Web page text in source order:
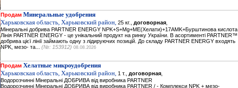
Продам Минеральные удобрения
Харьковская область, Харьковский район, 25 кг., договорная
Мінеральні добрива PARTNER ENERGY NPK+S+Mg+ME(Хелати)+17AMK+Бурштинова кислота
Лінія PARTNER ENERGY - це унікальний продукт на ринку України. В асортименті PARTNER™
добрива цієї лінії займають одну з лідируючих позицій. До складу PARTNER ENERGY входять
NPK, мезо- та... (№: 153912) 08.08.2026
Продам Хелатные микроудобрения
Харьковская область, Харьковский район, 1 т., договорная
Водорозчинні Мiнеральнi ДОБРИВА від виробника PARTNER
Водорозчинні Мiнеральнi ДОБРИВА від виробника PARTNER / - Комплекси NPK + мезо-